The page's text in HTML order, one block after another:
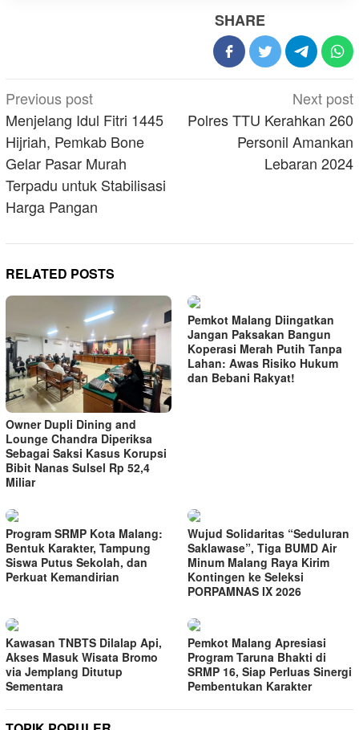
SHARE
Post
navigation
Previous post
Menjelang Idul Fitri 1445
Hijriah, Pemkab Bone
Gelar Pasar Murah
Terpadu untuk Stabilisasi
Harga Pangan
Next post
Polres TTU Kerahkan 260
Personil Amankan
Lebaran 2024
RELATED POSTS
Owner Dupli Dining and
Lounge Chandra Diperiksa
Sebagai Saksi Kasus Korupsi
Bibit Nanas Sulsel Rp 52,4
Miliar
Pemkot Malang Diingatkan
Jangan Paksakan Bangun
Koperasi Merah Putih Tanpa
Lahan: Awas Risiko Hukum
dan Bebani Rakyat!
Program SRMP Kota Malang:
Bentuk Karakter, Tampung
Siswa Putus Sekolah, dan
Perkuat Kemandirian
Wujud Solidaritas “Seduluran
Saklawase”, Tiga BUMD Air
Minum Malang Raya Kirim
Kontingen ke Seleksi
PORPAMNAS IX 2026
Kawasan TNBTS Dilalap Api,
Akses Masuk Wisata Bromo
via Jemplang Ditutup
Sementara
Pemkot Malang Apresiasi
Program Taruna Bhakti di
SRMP 16, Siap Perluas Sinergi
Pembentukan Karakter